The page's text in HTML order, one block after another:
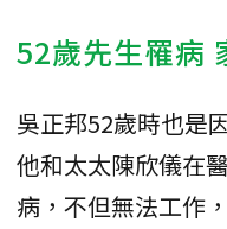
52歲先生罹病
吳正邦52歲時也是
他和太太陳欣儀在
病，不但無法工作